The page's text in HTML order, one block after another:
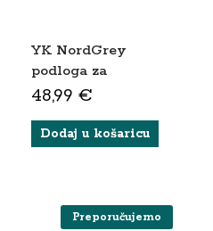
YK NordGrey
podloga za
presvlačenje + 2
navlake (73×55 cm)
48,99 €
Dodaj u košaricu
Preporučujemo